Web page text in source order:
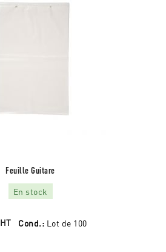
Feuille Guitare
En stock
HT Cond.: Lot de 100